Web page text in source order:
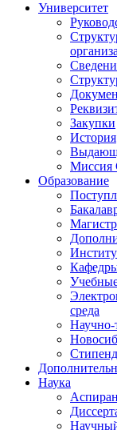
Университет
Закупки
История
Миссия
Образование
среда
Научно-
Наука